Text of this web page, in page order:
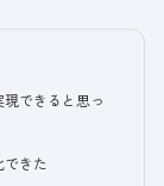
できると思っ
きた